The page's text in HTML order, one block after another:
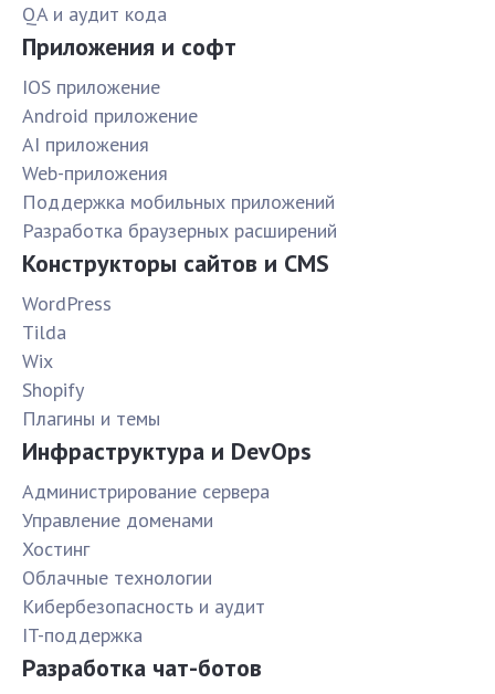
QA и аудит кода
Приложения и софт
IOS приложение
Android приложение
AI приложения
Web-приложения
Поддержка мобильных приложений
Разработка браузерных расширений
Конструкторы сайтов и CMS
WordPress
Tilda
Wix
Shopify
Плагины и темы
Инфраструктура и DevOps
Администрирование сервера
Управление доменами
Хостинг
Облачные технологии
Кибербезопасность и аудит
IT-поддержка
Разработка чат-ботов